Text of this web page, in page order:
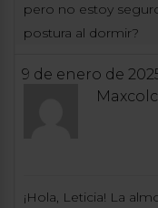
pero no estoy
postura al dormir?
9 de enero de
¡Hola, Leticia! La